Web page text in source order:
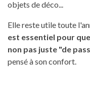
objets de déco...
Elle reste utile toute
est essentiel pour
non pas juste "de
pensé à son confort.